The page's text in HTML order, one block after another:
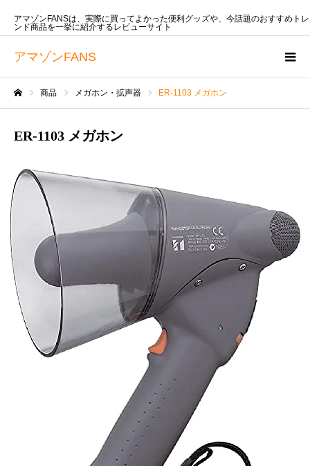
アマゾンFANS
アマゾンFANSは、実際に買ってよかった便利グッズや、今話題のおすすめトレ
ンド商品を一挙に紹介するレビューサイト
商品 メガホン・拡声器 ER-1103 メガホン
ER-1103 メガホン